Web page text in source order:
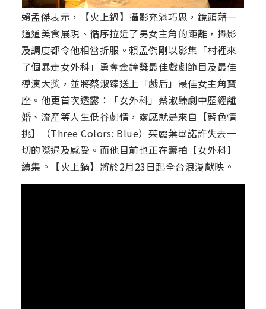
賴孟傑表示，【火上鍋】攝影充滿巧思，鏡頭藉一
道道美食展現、循序拉近了男女主角的距離，攝影
及調度都令他相當折服。賴孟傑剛以影集「村裡來
了個暴走女外科」勇奪金鐘獎最佳戲劇節目及最佳
導演大獎，並將蔡淑臻送上「戲后」最佳女主角寶
座。他更首次透露：「女外科」蔡淑臻劇中歷經離
婚、流產等人生低谷劇情，靈感就是來自【藍色情
挑】（Three Colors: Blue）茱麗葉畢諾許失去一
切的際遇及感受。而他目前也正在籌拍【女外科】
續集。【火上鍋】將於2月23日起全台浪漫獻映。